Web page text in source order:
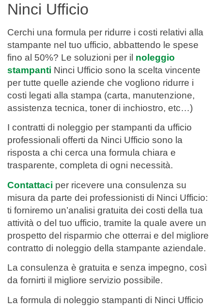
Ninci Ufficio
Cerchi una formula per ridurre i costi relativi alla
stampante nel tuo ufficio, abbattendo le spese
fino al 50%? Le soluzioni per il noleggio
stampanti Ninci Ufficio sono la scelta vincente
per tutte quelle aziende che vogliono ridurre i
costi legati alla stampa (carta, manutenzione,
assistenza tecnica, toner di inchiostro, etc…)
I contratti di noleggio per stampanti da ufficio
professionali offerti da Ninci Ufficio sono la
risposta a chi cerca una formula chiara e
trasparente, completa di ogni necessità.
Contattaci per ricevere una consulenza su
misura da parte dei professionisti di Ninci Ufficio:
ti forniremo un’analisi gratuita dei costi della tua
attività o del tuo ufficio, tramite la quale avere un
prospetto del risparmio che otterrai e del migliore
contratto di noleggio della stampante aziendale.
La consulenza è gratuita e senza impegno, così
da fornirti il migliore servizio possibile.
La formula di noleggio stampanti di Ninci Ufficio